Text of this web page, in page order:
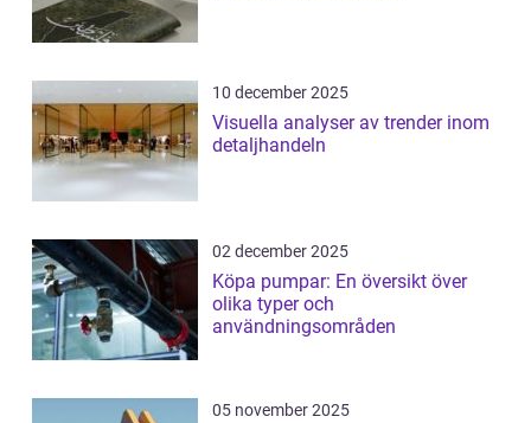
10 december 2025
Visuella analyser av trender inom
detaljhandeln
02 december 2025
Köpa pumpar: En översikt över
olika typer och
användningsområden
05 november 2025